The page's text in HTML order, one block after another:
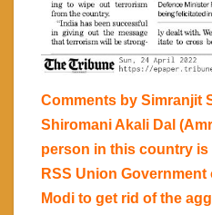
Comments by Simranjit
Shiromani Akali Dal
person in this country
RSS Union
Modi to get rid of the